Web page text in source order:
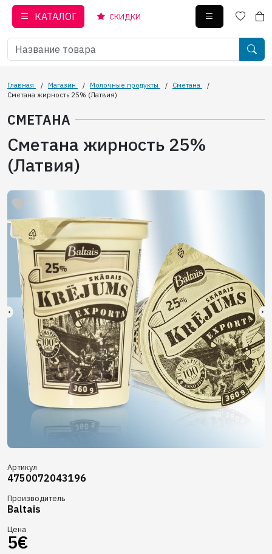
КАТАЛОГ СКИДКИ
Главная / Магазин / Молочные продукты / Сметана
/
Сметана жирность 25% (Латвия)
СМЕТАНА
Сметана жирность 25%
(Латвия)
Артикул
4750072043196
Производитель
Baltais
Цена
5€